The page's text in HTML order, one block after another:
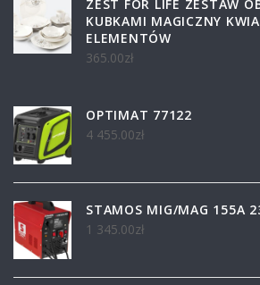
ZEST FOR LIFE ZESTAW
KUBKAMI MAGICZNY
ELEMENTÓW
365.00zł
OPTIMAT 77122
4 455.00zł
STAMOS MIG/MAG 155A
1 345.00zł